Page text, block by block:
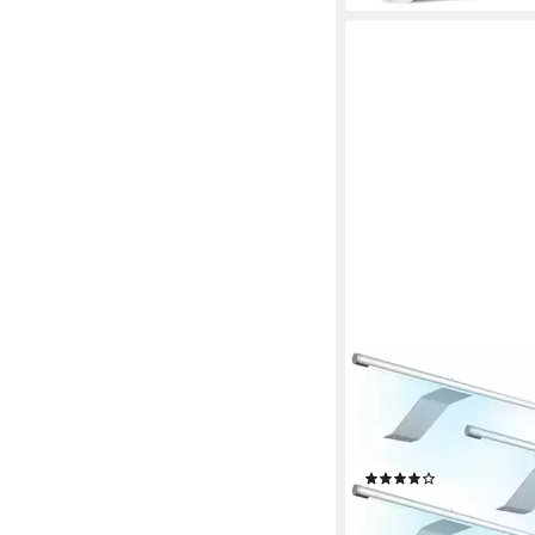
KALB
Aufbauleuchte LED
340x170 mm
49,90 € UVP 59,90 €